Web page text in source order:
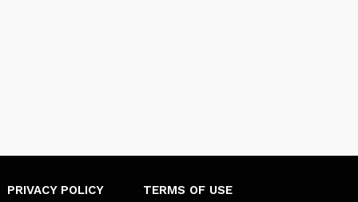
PRIVACY POLICY TERMS OF USE